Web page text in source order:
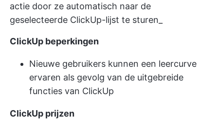
actie door ze automatisch naar de
geselecteerde ClickUp-lijst te sturen_
ClickUp beperkingen
Nieuwe gebruikers kunnen een leercurve
ervaren als gevolg van de uitgebreide
functies van ClickUp
ClickUp prijzen